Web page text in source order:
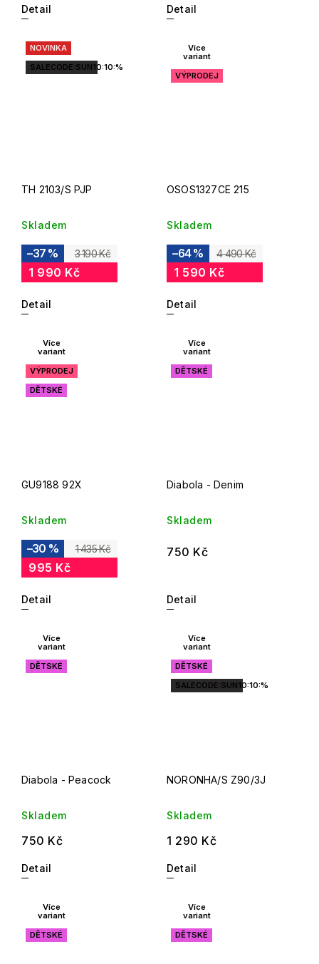
Detail Detail
NOVINKA
SALECODE:SUN10:10:%
TH 2103/S PJP
Skladem
3 190 Kč
–37 %
1 990 Kč
Detail
Více
variant
VÝPRODEJ
OSOS1327CE 215
Skladem
4 490 Kč
–64 %
1 590 Kč
Detail
Více
variant
VÝPRODEJ
DĚTSKÉ
GU9188 92X
Skladem
1 435 Kč
–30 %
995 Kč
Detail
Více
variant
DĚTSKÉ
Diabola - Denim
Skladem
750 Kč
Detail
Více
variant
DĚTSKÉ
Diabola - Peacock
Skladem
750 Kč
Detail
Více
variant
DĚTSKÉ
SALECODE:SUN10:10:%
NORONHA/S Z90/3J
Skladem
1 290 Kč
Detail
Více
variant
DĚTSKÉ
Více
variant
DĚTSKÉ